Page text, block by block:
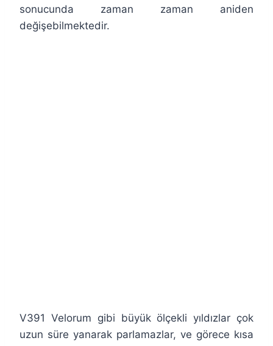
sonucunda zaman zaman aniden
değişebilmektedir.
V391 Velorum gibi büyük ölçekli yıldızlar çok
uzun süre yanarak parlamazlar, ve görece kısa